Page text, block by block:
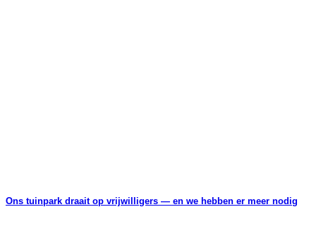
Ons tuinpark draait op vrijwilligers — en we hebben er meer nodig